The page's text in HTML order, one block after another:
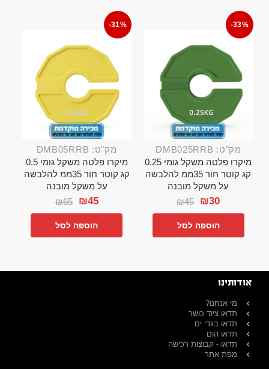
-33%
מק"ט: DMB025RRB
מיקרו פלטה משקל גומי 0.25
קג קוטר חור 35ממ להלבשה
על משקל מובנה
₪45 ₪30
הוספה לסל
-31%
מק"ט: DMB05RRB
מיקרו פלטה משקל גומי 0.5
קג קוטר חור 35ממ להלבשה
על משקל מובנה
₪65 ₪45
הוספה לסל
אודותינו
מי אנחנו?
תדאו ציוד כושר
תדאו בגדי ים
תדאו הום
תדאו - קבוצות רכישה
מפת אתר